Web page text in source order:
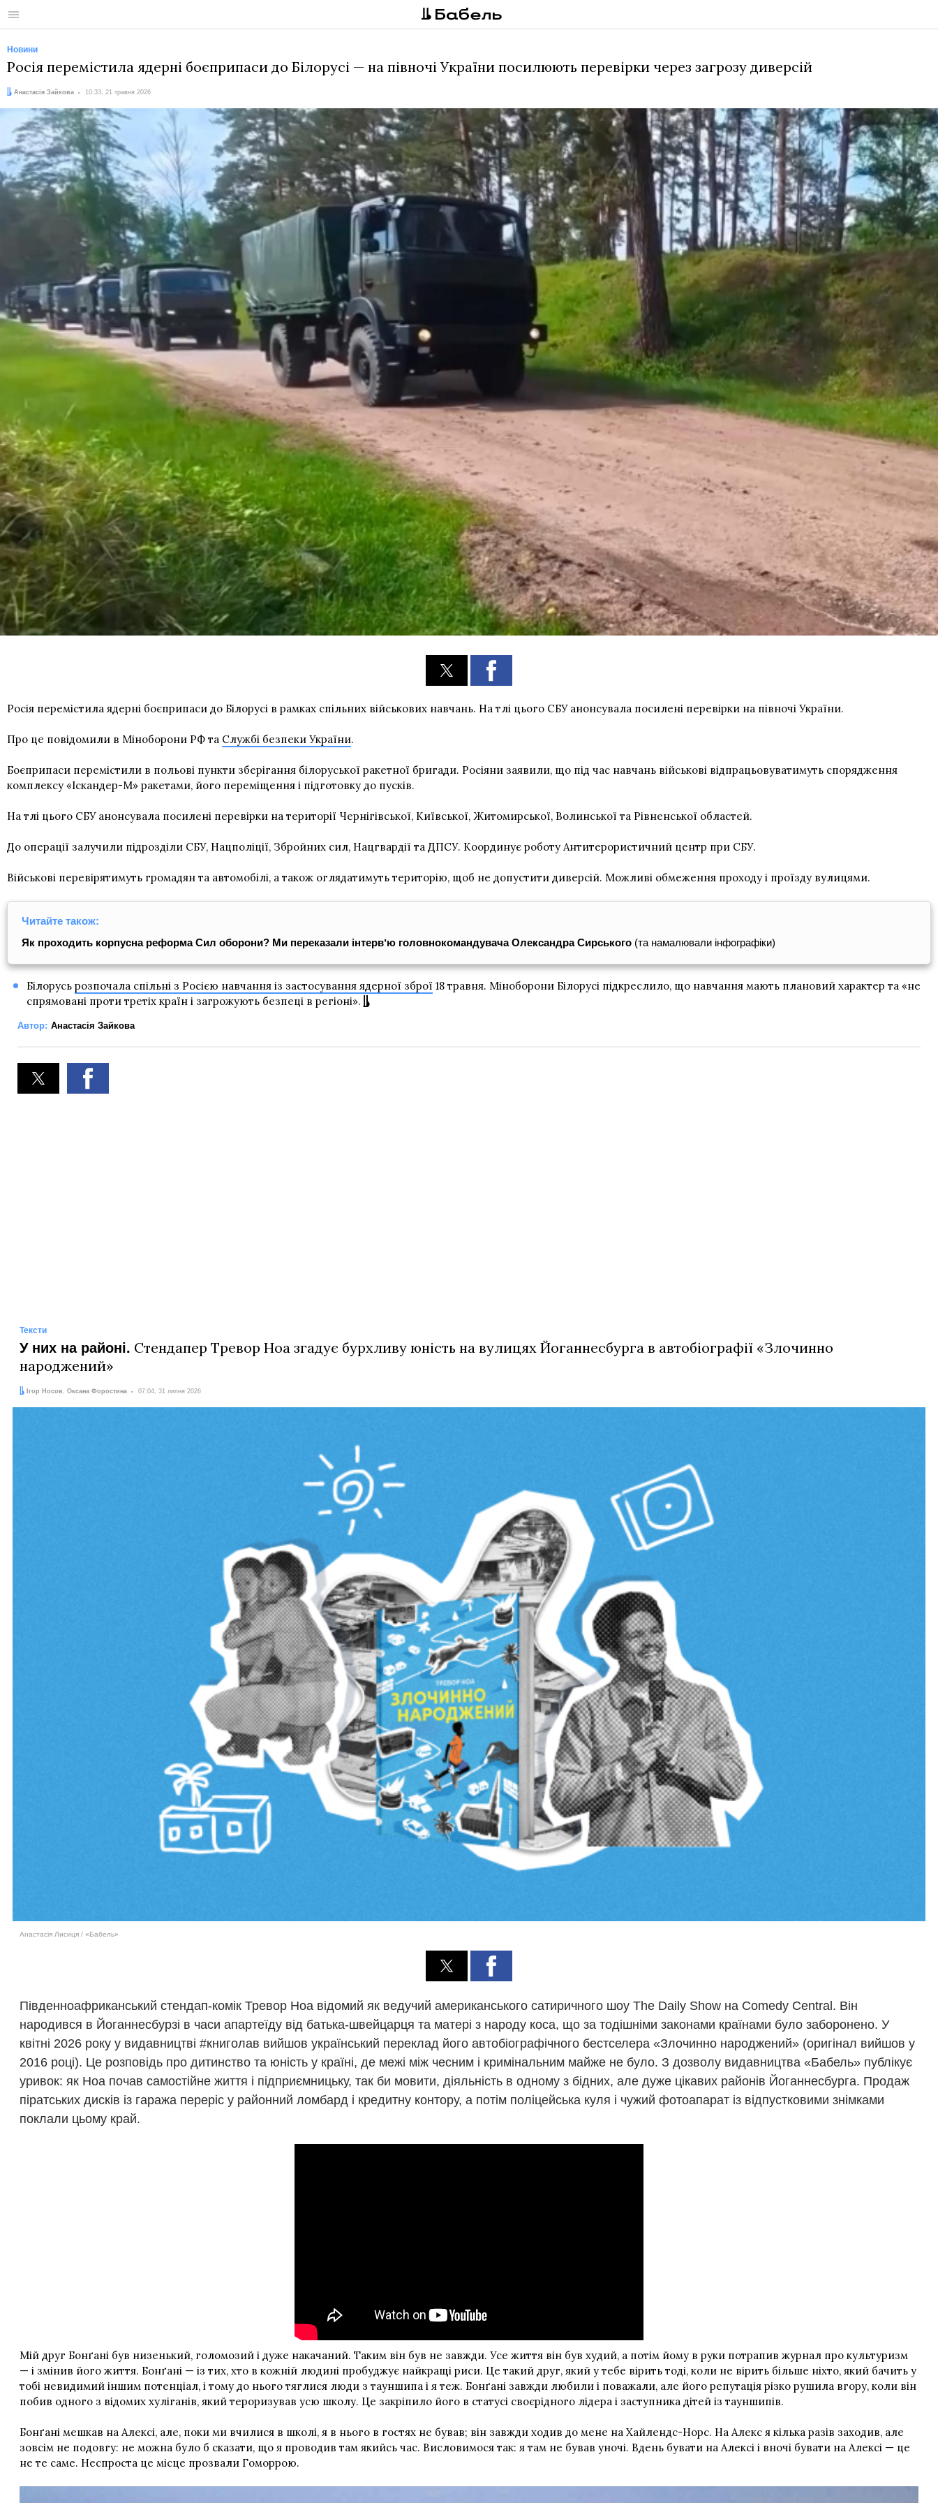
Меню
Новини
Росія перемістила ядерні боєприпаси до Білорусі — на півночі України посилюють перевірки через загрозу диверсій
Автор:
Анастасія Зайкова
Дата: 10:33, 21 травня 2026
Росія перемістила ядерні боєприпаси до Білорусі в рамках спільних військових навчань. На тлі цього СБУ анонсувала посилені перевірки на півночі України.
Про це повідомили в Міноборони РФ та Службі безпеки України.
Боєприпаси перемістили в польові пункти зберігання білоруської ракетної бригади. Росіяни заявили, що під час навчань військові відпрацьовуватимуть спорядження
комплексу «Іскандер-М» ракетами, його переміщення і підготовку до пусків.
На тлі цього СБУ анонсувала посилені перевірки на території Чернігівської, Київської, Житомирської, Волинської та Рівненської областей.
До операції залучили підрозділи СБУ, Нацполіції, Збройних сил, Нацгвардії та ДПСУ. Координує роботу Антитерористичний центр при СБУ.
Військові перевірятимуть громадян та автомобілі, а також оглядатимуть територію, щоб не допустити диверсій. Можливі обмеження проходу і проїзду вулицями.
Читайте також:
Як проходить корпусна реформа Сил оборони? Ми переказали інтервʼю головнокомандувача Олександра Сирського (та намалювали інфографіки)
Білорусь розпочала спільні з Росією навчання із застосування ядерної зброї 18 травня. Міноборони Білорусі підкреслило, що навчання мають плановий характер та «не
спрямовані проти третіх країн і загрожують безпеці в регіоні».
Автор: Анастасія Зайкова